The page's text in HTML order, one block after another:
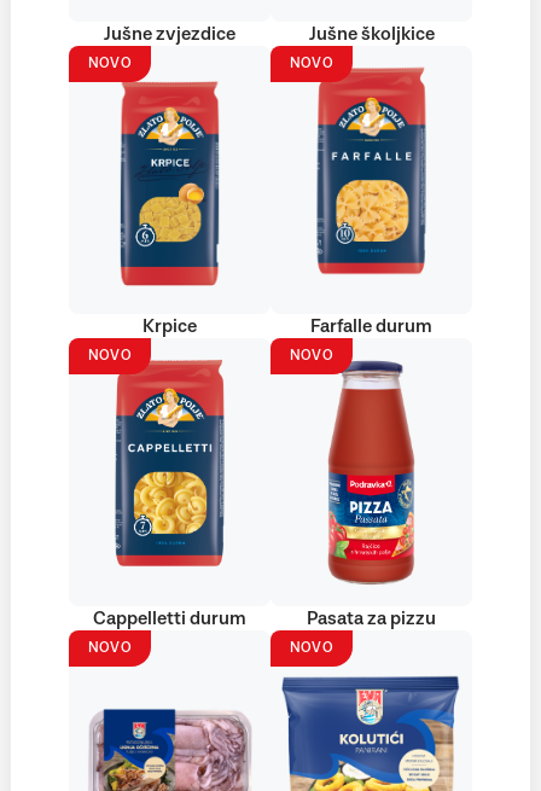
Jušne zvjezdice Jušne školjkice
NOVO
Krpice
NOVO
Farfalle durum
NOVO
Cappelletti durum
NOVO
Pasata za pizzu
NOVO NOVO